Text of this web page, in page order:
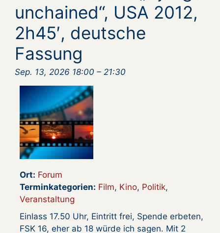
unchained“, USA 2012,
2h45′, deutsche
Fassung
Sep. 13, 2026 18:00 – 21:30
Ort: Forum
Terminkategorien: Film, Kino, Politik,
Veranstaltung
Einlass 17.50 Uhr, Eintritt frei, Spende erbeten,
FSK 16, eher ab 18 würde ich sagen. Mit 2